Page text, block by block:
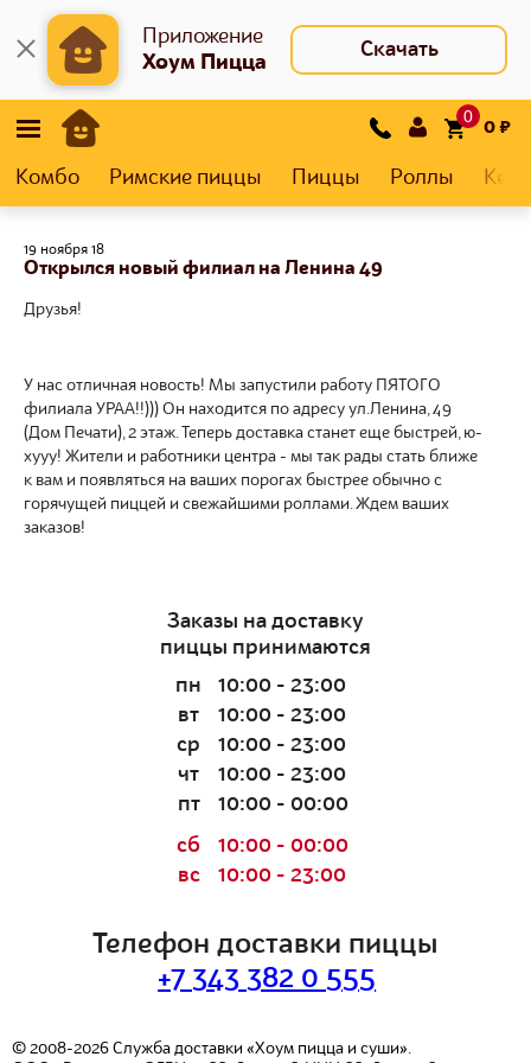
Приложение
Хоум Пицца
Скачать
0
0₽
Комбо Римские пиццы Пиццы Роллы
19 ноября 18
Открылся новый филиал на Ленина 49
Друзья!
У нас отличная новость! Мы запустили работу ПЯТОГО
филиала УРАА!!))) Он находится по адресу ул .Ленина, 49
(Дом Печати), 2 этаж. Теперь доставка станет еще быстрей, ю-
хууу! Жители и работники центра - мы так рады стать ближе
к вам и появляться на ваших порогах быстрее обычно с
горячущей пиццей и свежайшими роллами. Ждем ваших
заказов!
Телефон доставки пиццы
+7 343 382 0 555
© 2008-2026 Служба доставки «Хоум пицца и суши».
Заказы на доставку
пиццы принимаются
пн
10:00 - 23:00
вт
10:00 - 23:00
ср
10:00 - 23:00
чт
10:00 - 23:00
пт
10:00 - 00:00
сб
10:00 - 00:00
вс
10:00 - 23:00